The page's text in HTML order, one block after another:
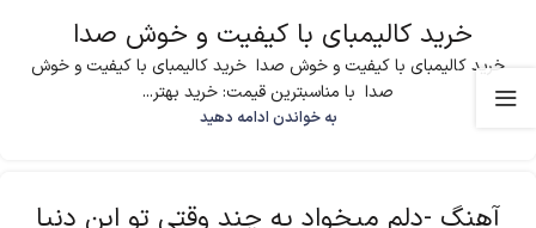
خرید کالیمبای با کیفیت و خوش صدا
خرید کالیمبای با کیفیت و خوش صدا خرید کالیمبای با کیفیت و خوش
صدا با مناسبترین قیمت: خرید بهتر...
به خواندن ادامه دهید
آهنگ -دلم میخواد یه چند وقتی تو این دنیا